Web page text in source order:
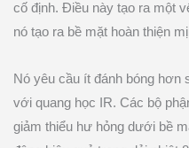
cố định. Điều này tạo ra một
nó tạo ra bề mặt hoàn thiện
Nó yêu cầu ít đánh bóng hơn
với quang học IR. Các bộ
giảm thiểu hư hỏng dưới bề